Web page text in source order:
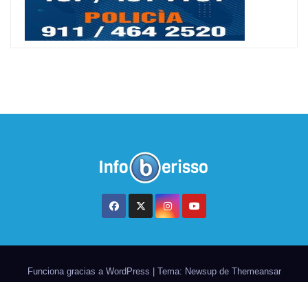
Funciona gracias a WordPress Tema: Newsup de Themeansar